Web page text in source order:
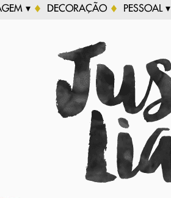
▾ DECORAÇÃO PESSOAL ▾